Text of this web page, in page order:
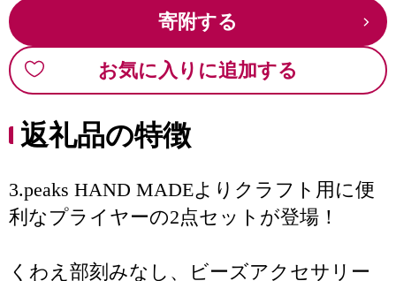
寄附する
お気に入りに追加する
返礼品の特徴
3.peaks HAND MADEよりクラフト用に便
利なプライヤーの2点セットが登場！
くわえ部刻みなし、ビーズアクセサリー